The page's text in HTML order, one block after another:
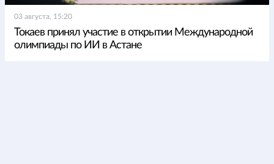
03 августа, 15:20
Токаев принял участие в открытии Международной
олимпиады по ИИ в Астане